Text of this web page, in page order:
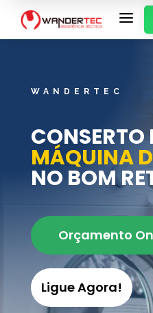
a
WANDERTEC
CONSERTO
MÁQUINA
NO BOM
Orçamento
Ligue Agora!